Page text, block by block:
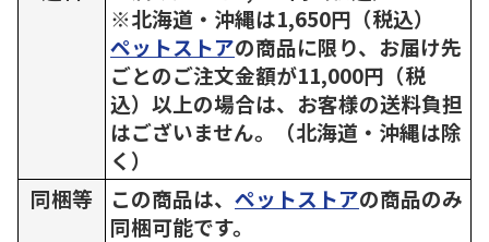
※北海道・沖縄は1,650円（税込）
ペットストアの商品に限り、お届け先
ごとのご注文金額が11,000円（税
込）以上の場合は、お客様の送料負担
はございません。（北海道・沖縄は除
く）
同梱等
この商品は、 ペットストアの商品のみ
同梱可能です。